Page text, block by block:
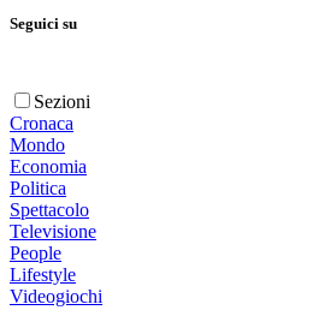
Seguici su
Sezioni
Cronaca
Mondo
Economia
Politica
Spettacolo
Televisione
People
Lifestyle
Videogiochi